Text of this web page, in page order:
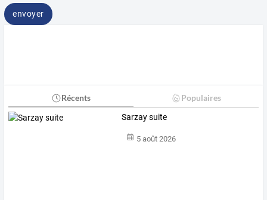
envoyer
Récents Populaires
Sarzay suite
5 août 2026